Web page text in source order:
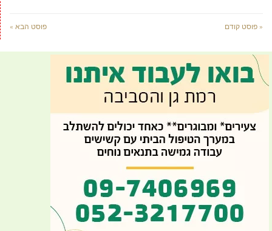
« פוסט קודם פוסט הבא »